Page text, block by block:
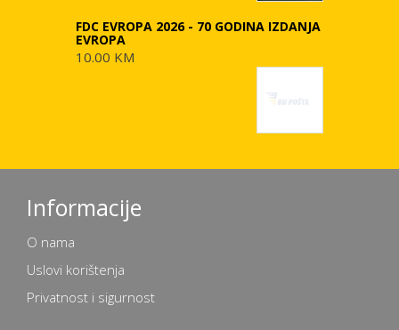
FDC EVROPA 2026 - 70 GODINA IZDANJA
EVROPA
10.00 KM
Informacije
O nama
Uslovi korištenja
Privatnost i sigurnost